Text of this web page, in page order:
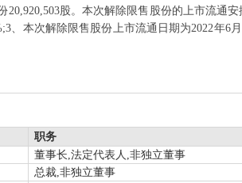
股。本次解除限售股份的上市流通
、本次解除限售股份上市流通日期为2022年6
职务
董事长,法定代表人,非独立董事
总裁,非独立董事